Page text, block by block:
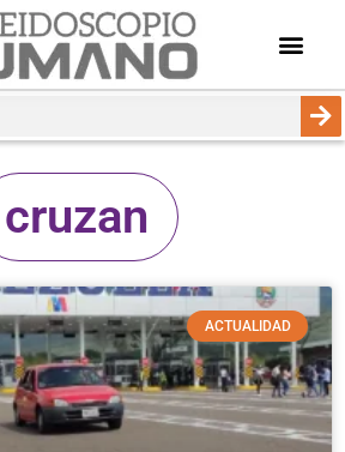
cruzan
ACTUALIDAD